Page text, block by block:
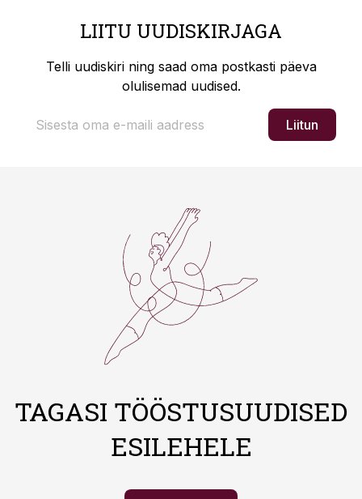
LIITU UUDISKIRJAGA
Telli uudiskiri ning saad oma postkasti päeva
olulisemad uudised.
Liitun
TAGASI TÖÖSTUSUUDISED
ESILEHELE